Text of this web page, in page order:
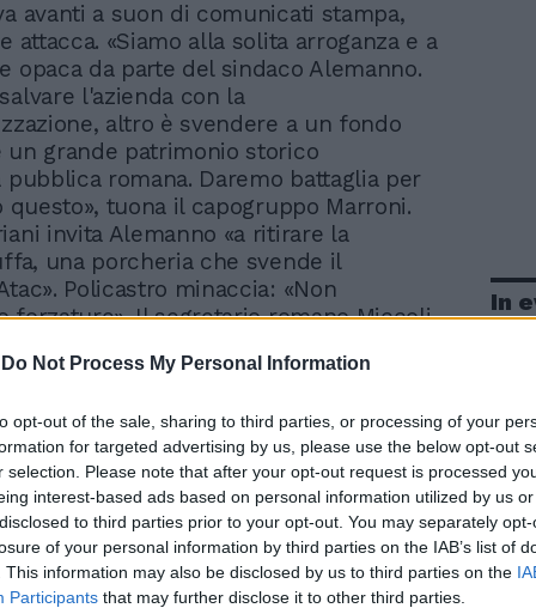
Do Not Process My Personal Information
opt-out of the sale, sharing to third parties, or processing of your
for targeted advertising by us, please use the below opt-out
selection. Please note that after your opt-out request is processed
interest-based ads based on personal information utilized by us
to third parties prior to your opt-out. You may separately
of your personal information by third parties on the IAB’s list of
This information may also be disclosed by us to third parties on the
Participants that may further disclose it to other third parties.
avanti a suon di comunicati stampa,
attacca. «Siamo alla solita arroganza e a
opaca da parte del sindaco Alemanno.
l'azienda con la
altro è svendere a un fondo
un grande patrimonio storico
pubblica romana. Daremo battaglia per
questo», tuona il capogruppo Marroni.
invita Alemanno «a ritirare la
una porcheria che svende il
Policastro minaccia: «Non
forzature». Il segretario romano Miccoli
«svendopoli». Mentre il capogruppo
suicida» e a convincere il sindaco «a
35» annunciando battaglia a suon
e ordini del giorno. Pronta la replica
Aurigemma: «AVogliamo salvaguardare
di tutti i cittadini. Gli sforzi fatti
a riportare l'opposizione sulla strada
Il centrosinistra mostra il suo
In